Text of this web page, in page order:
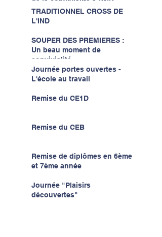
TRADITIONNEL CROSS DE
L'IND
SOUPER DES PREMIERES :
Un beau moment de
convivialité...
Journée portes ouvertes -
L'école au travail
Remise du CE1D
Remise du CEB
Remise de diplômes en 6ème
et 7ème année
Journée "Plaisirs
découvertes"